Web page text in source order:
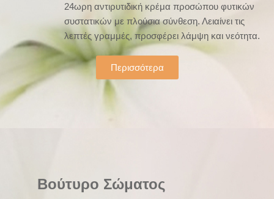
24ωρη αντιρυτιδική κρέμα προσώπου φυτικών
συστατικών με πλούσια σύνθεση. Λειαίνει τις
λεπτές γραμμές, προσφέρει λάμψη και νεότητα.
Περισσότερα
Βούτυρο Σώματος